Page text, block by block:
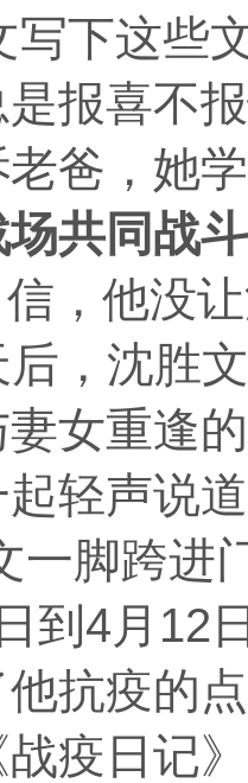
这些文
报喜不
老爸，她
共同战斗
他没让
沈胜文
女重逢
轻声说
脚跨进
4月12日
抗疫的
疫日记